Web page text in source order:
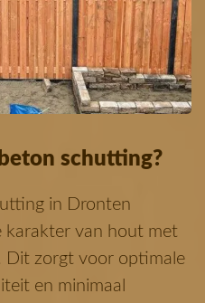
schutting?
in Dronten
karakter van hout met
Dit zorgt voor optimale
en minimaal